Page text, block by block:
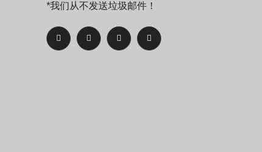
*我们从不发送垃圾邮件！